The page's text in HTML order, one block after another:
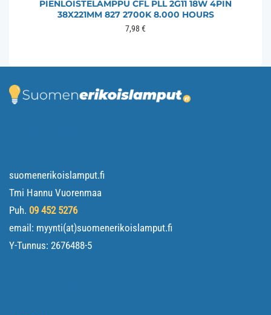
PIENLOISTELAMPPU CFL PLL 2G11 18W 4PIN
38X221MM 827 2700K 8.000 HOURS
7,98 €
suomenerikoislamput.fi
Tmi Hannu Vuorenmaa
Puh. 09 452 5276
email: myynti(at)suomenerikoislamput.fi
Y-Tunnus: 2676488-5